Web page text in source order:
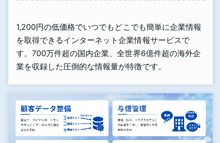
1,200円の低価格でいつでもどこでも簡単に企業情報
を取得できるインターネット企業情報サービスで
す。700万件超の国内企業、全世界6億件超の海外企
業を収録した圧倒的な情報量が特徴です。